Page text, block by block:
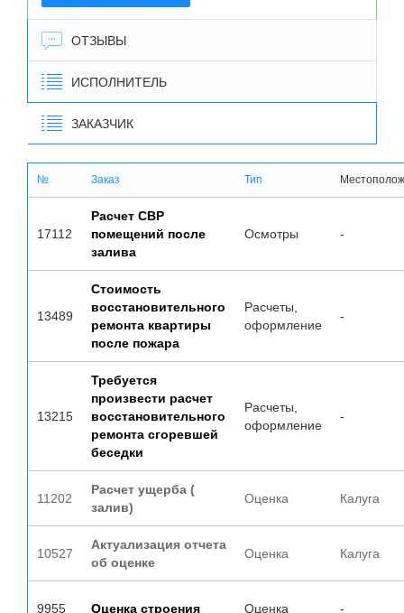
ОТЗЫВЫ
ИСПОЛНИТЕЛЬ
ЗАКАЗЧИК
№ Заказ Тип
17112
Расчет СВР
помещений после
залива
Осмотры -
13489
Стоимость
восстановительного
ремонта квартиры
после пожара
Расчеты,
оформление
-
13215
Требуется
произвести расчет
восстановительного
ремонта сгоревшей
беседки
Расчеты,
оформление
-
11202
Расчет ущерба (
залив)
Оценка Калуга
10527
Актуализация отчета
об оценке
Оценка Калуга
9955 Оценка строения Оценка -